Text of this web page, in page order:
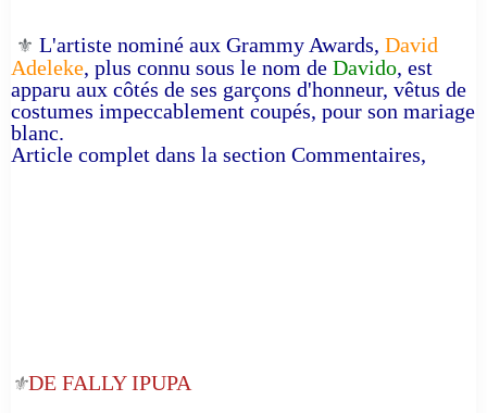
⚜️ L'artiste nominé aux Grammy Awards, David
Adeleke, plus connu sous le nom de Davido, est
apparu aux côtés de ses garçons d'honneur, vêtus de
costumes impeccablement coupés, pour son mariage
blanc.
Article complet dans la section Commentaires,
⚜️DE FALLY IPUPA